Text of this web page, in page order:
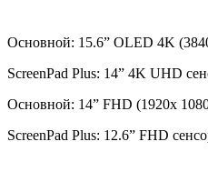
Основной: 15.6” OLED 4K
ScreenPad Plus: 14” 4K UHD
Основной: 14” FHD (1920x
ScreenPad Plus: 12.6” FHD